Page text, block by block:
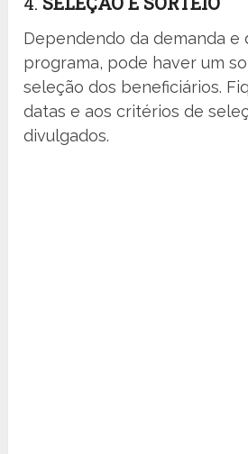
Dependendo da demanda e
programa, pode haver um
seleção dos beneficiários.
datas e aos critérios de
divulgados.